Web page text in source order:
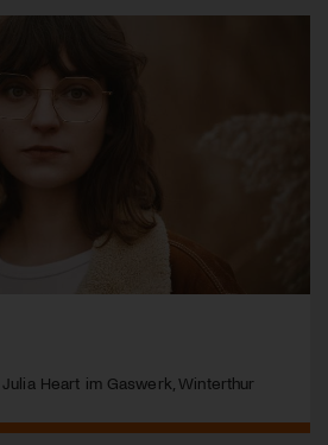
Heart im Gaswerk, Winterthur